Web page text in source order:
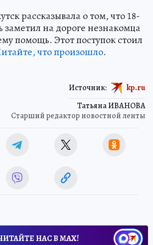
рассказывала о том, что 18-
заметил на дороге незнакомца
помощь. Этот поступок стоил
что произошло.
Татьяна ИВАНОВА
Старший редактор новостной ленты
Источник: kp.ru
НАС В МАХ!